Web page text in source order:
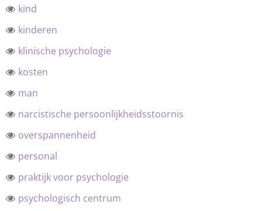
kind
kinderen
klinische psychologie
kosten
man
narcistische persoonlijkheidsstoornis
overspannenheid
personal
praktijk voor psychologie
psychologisch centrum